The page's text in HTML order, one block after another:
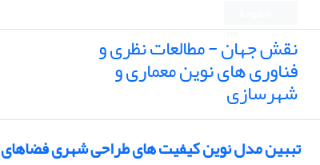
نقش جهان - مطالعات نظری و
فناوری های نوین معماری و
شهرسازی
تببین مدل نوین کیفیت های طراحی شهری